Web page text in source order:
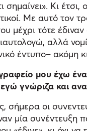
σημαίνει». Κι
Με αυτό τον
τότε
αλλά
έντυπο– ακόμη
μου έχω
γνώριζα και
οι
μία